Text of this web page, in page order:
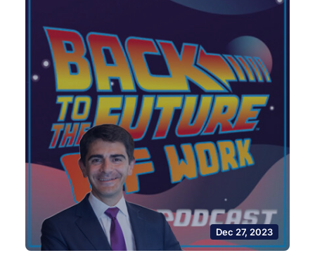
Dec 27, 2023